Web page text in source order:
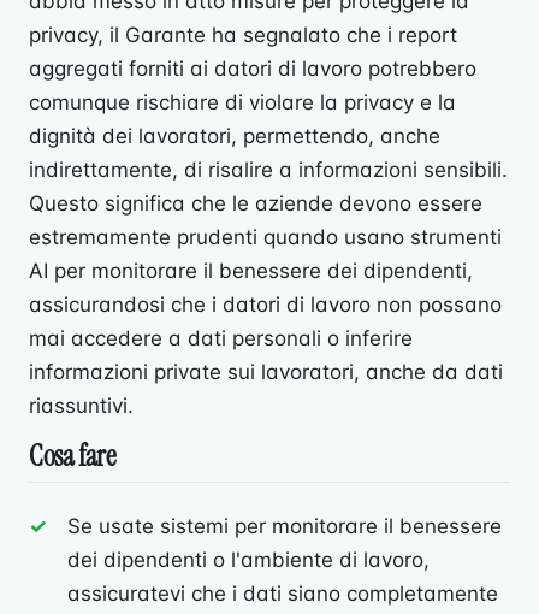
privacy, il Garante ha segnalato che i report
aggregati forniti ai datori di lavoro potrebbero
comunque rischiare di violare la privacy e la
dignità dei lavoratori, permettendo, anche
indirettamente, di risalire a informazioni sensibili.
Questo significa che le aziende devono essere
estremamente prudenti quando usano strumenti
AI per monitorare il benessere dei dipendenti,
assicurandosi che i datori di lavoro non possano
mai accedere a dati personali o inferire
informazioni private sui lavoratori, anche da dati
riassuntivi.
Cosa fare
Se usate sistemi per monitorare il benessere
dei dipendenti o l'ambiente di lavoro,
assicuratevi che i dati siano completamente